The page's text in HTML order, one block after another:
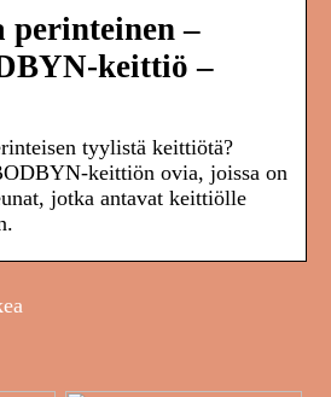
perinteinen –
keittiö –
tyylistä keittiötä?
keittiön ovia, joissa on
jotka antavat keittiölle